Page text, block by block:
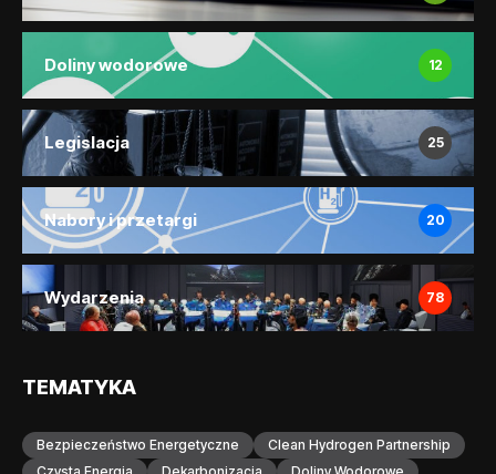
Doliny wodorowe 12
Legislacja 25
Nabory i przetargi 20
Wydarzenia 78
TEMATYKA
Bezpieczeństwo Energetyczne
Clean Hydrogen Partnership